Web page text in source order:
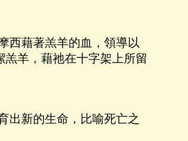
西藉著羔羊的血，領導以
羊，藉祂在十字架上所留
出新的生命，比喻死亡之